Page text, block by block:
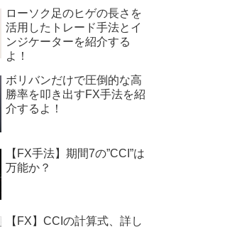
ローソク足のヒゲの長さを
活用したトレード手法とイ
ンジケーターを紹介する
よ！
ボリバンだけで圧倒的な高
勝率を叩き出すFX手法を紹
介するよ！
【FX手法】期間7の”CCI”は
万能か？
【FX】CCIの計算式、詳し